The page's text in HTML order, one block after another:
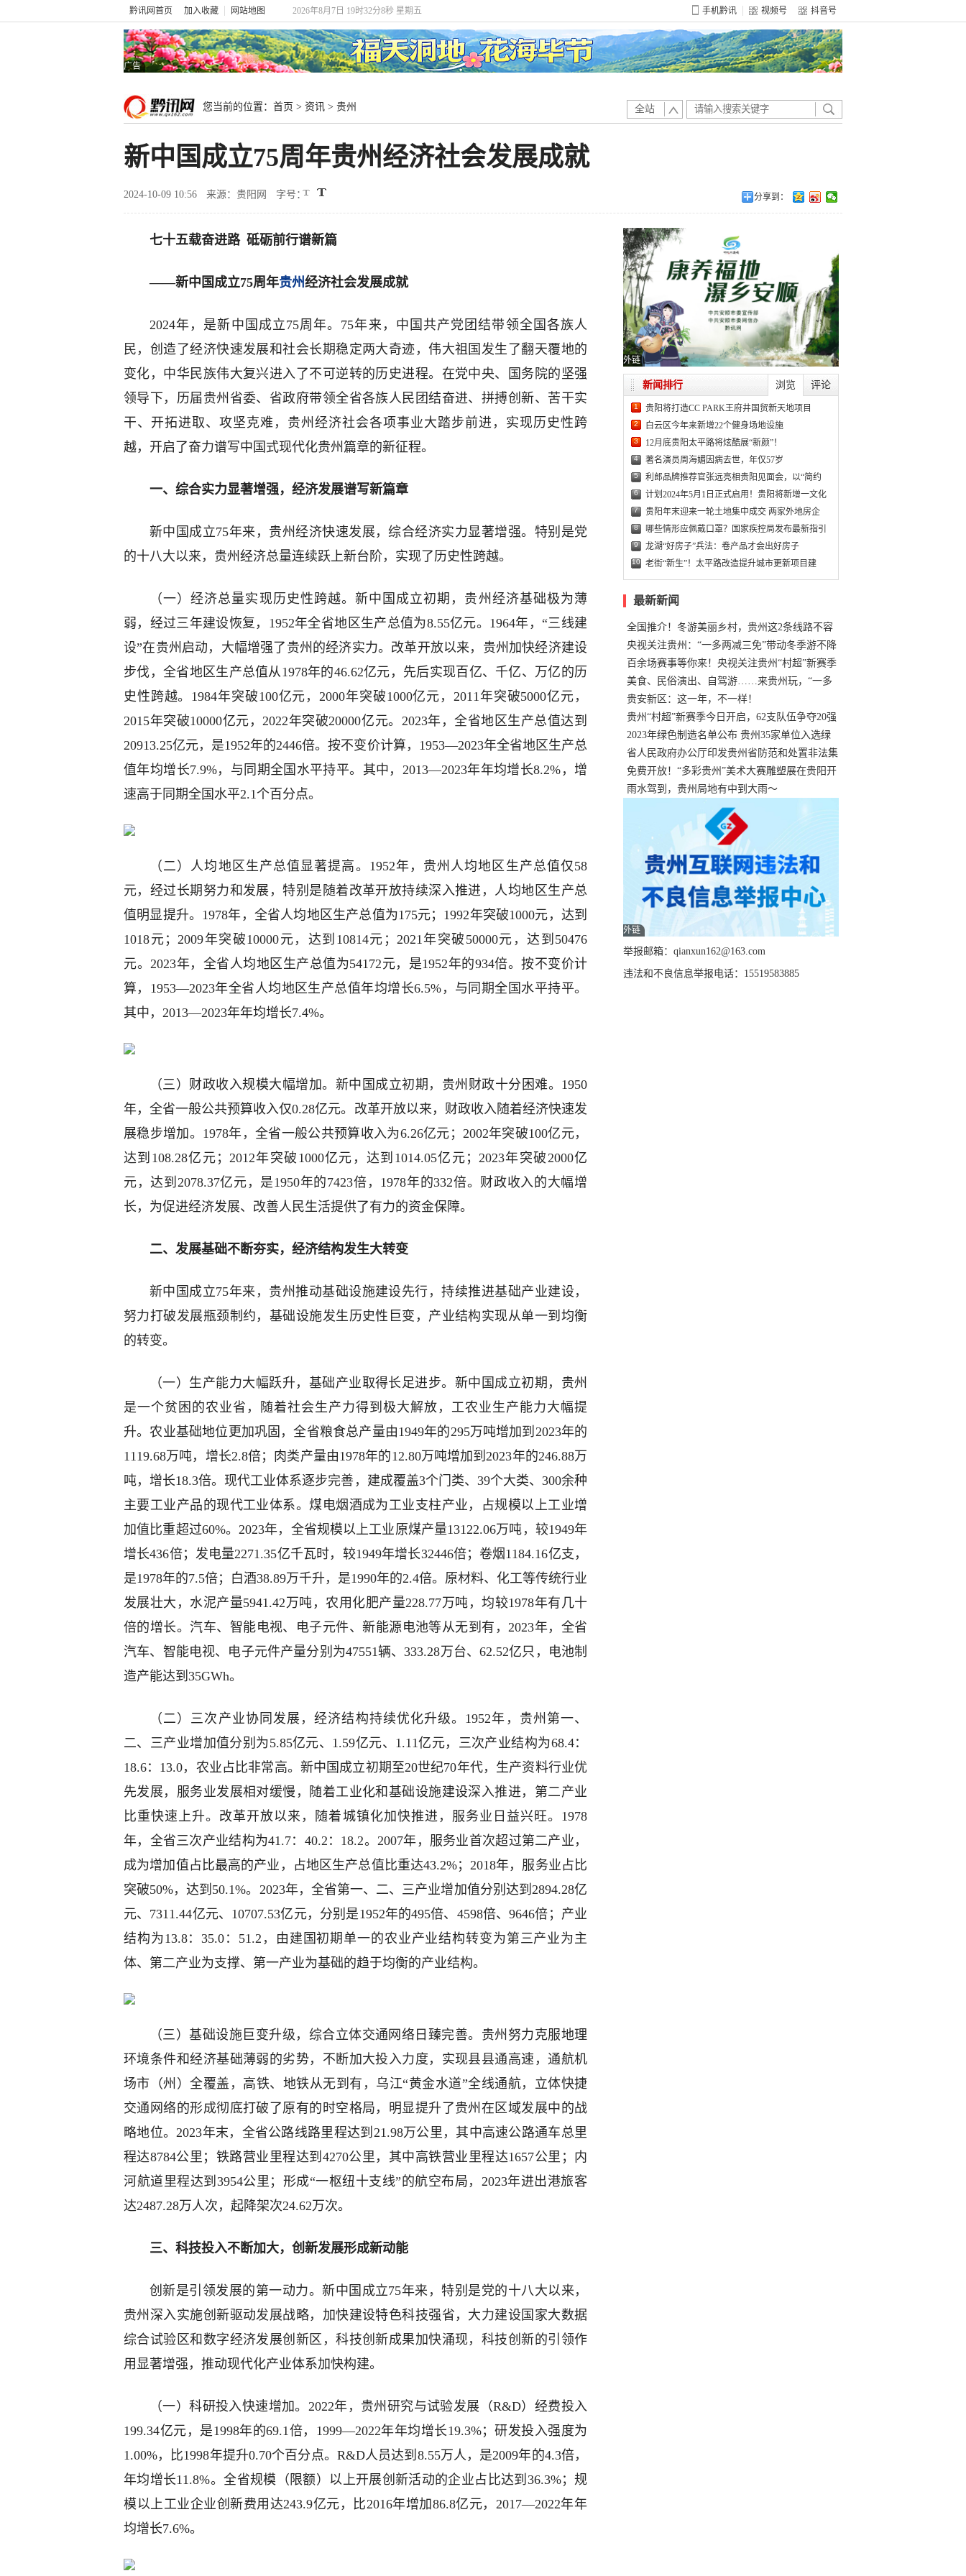
黔讯网首页 加入收藏 网站地图 2026年8月7日 19时32分9秒 星期五 手机黔讯 视频号 抖音号
广告
您当前的位置： 首页 > 资讯 > 贵州 全站
新中国成立75周年贵州经济社会发展成就
2024-10-09 10:56 来源：贵阳网 字号： 分享到：
七十五载奋进路 砥砺前行谱新篇
——新中国成立75周年贵州经济社会发展成就
2024年，是新中国成立75周年。75年来，中国共产党团结带领全国各族人
民，创造了经济快速发展和社会长期稳定两大奇迹，伟大祖国发生了翻天覆地的
变化，中华民族伟大复兴进入了不可逆转的历史进程。在党中央、国务院的坚强
领导下，历届贵州省委、省政府带领全省各族人民团结奋进、拼搏创新、苦干实
干、开拓进取、攻坚克难，贵州经济社会各项事业大踏步前进，实现历史性跨
越，开启了奋力谱写中国式现代化贵州篇章的新征程。
一、综合实力显著增强，经济发展谱写新篇章
新中国成立75年来，贵州经济快速发展，综合经济实力显著增强。特别是党
的十八大以来，贵州经济总量连续跃上新台阶，实现了历史性跨越。
（一）经济总量实现历史性跨越。新中国成立初期，贵州经济基础极为薄
弱，经过三年建设恢复，1952年全省地区生产总值为8.55亿元。1964年，“三线建
设”在贵州启动，大幅增强了贵州的经济实力。改革开放以来，贵州加快经济建设
步伐，全省地区生产总值从1978年的46.62亿元，先后实现百亿、千亿、万亿的历
史性跨越。1984年突破100亿元，2000年突破1000亿元，2011年突破5000亿元，
2015年突破10000亿元，2022年突破20000亿元。2023年，全省地区生产总值达到
20913.25亿元，是1952年的2446倍。按不变价计算，1953—2023年全省地区生产总
值年均增长7.9%，与同期全国水平持平。其中，2013—2023年年均增长8.2%，增
速高于同期全国水平2.1个百分点。
（二）人均地区生产总值显著提高。1952年，贵州人均地区生产总值仅58
元，经过长期努力和发展，特别是随着改革开放持续深入推进，人均地区生产总
值明显提升。1978年，全省人均地区生产总值为175元；1992年突破1000元，达到
1018元；2009年突破10000元，达到10814元；2021年突破50000元，达到50476
元。2023年，全省人均地区生产总值为54172元，是1952年的934倍。按不变价计
算，1953—2023年全省人均地区生产总值年均增长6.5%，与同期全国水平持平。
其中，2013—2023年年均增长7.4%。
（三）财政收入规模大幅增加。新中国成立初期，贵州财政十分困难。1950
年，全省一般公共预算收入仅0.28亿元。改革开放以来，财政收入随着经济快速发
展稳步增加。1978年，全省一般公共预算收入为6.26亿元；2002年突破100亿元，
达到108.28亿元；2012年突破1000亿元，达到1014.05亿元；2023年突破2000亿
元，达到2078.37亿元，是1950年的7423倍，1978年的332倍。财政收入的大幅增
长，为促进经济发展、改善人民生活提供了有力的资金保障。
二、发展基础不断夯实，经济结构发生大转变
新中国成立75年来，贵州推动基础设施建设先行，持续推进基础产业建设，
努力打破发展瓶颈制约，基础设施发生历史性巨变，产业结构实现从单一到均衡
的转变。
（一）生产能力大幅跃升，基础产业取得长足进步。新中国成立初期，贵州
是一个贫困的农业省，随着社会生产力得到极大解放，工农业生产能力大幅提
升。农业基础地位更加巩固，全省粮食总产量由1949年的295万吨增加到2023年的
1119.68万吨，增长2.8倍；肉类产量由1978年的12.80万吨增加到2023年的246.88万
吨，增长18.3倍。现代工业体系逐步完善，建成覆盖3个门类、39个大类、300余种
主要工业产品的现代工业体系。煤电烟酒成为工业支柱产业，占规模以上工业增
加值比重超过60%。2023年，全省规模以上工业原煤产量13122.06万吨，较1949年
增长436倍；发电量2271.35亿千瓦时，较1949年增长32446倍；卷烟1184.16亿支，
是1978年的7.5倍；白酒38.89万千升，是1990年的2.4倍。原材料、化工等传统行业
发展壮大，水泥产量5941.42万吨，农用化肥产量228.77万吨，均较1978年有几十
倍的增长。汽车、智能电视、电子元件、新能源电池等从无到有，2023年，全省
汽车、智能电视、电子元件产量分别为47551辆、333.28万台、62.52亿只，电池制
造产能达到35GWh。
（二）三次产业协同发展，经济结构持续优化升级。1952年，贵州第一、
二、三产业增加值分别为5.85亿元、1.59亿元、1.11亿元，三次产业结构为68.4：
18.6：13.0，农业占比非常高。新中国成立初期至20世纪70年代，生产资料行业优
先发展，服务业发展相对缓慢，随着工业化和基础设施建设深入推进，第二产业
比重快速上升。改革开放以来，随着城镇化加快推进，服务业日益兴旺。1978
年，全省三次产业结构为41.7：40.2：18.2。2007年，服务业首次超过第二产业，
成为增加值占比最高的产业，占地区生产总值比重达43.2%；2018年，服务业占比
突破50%，达到50.1%。2023年，全省第一、二、三产业增加值分别达到2894.28亿
元、7311.44亿元、10707.53亿元，分别是1952年的495倍、4598倍、9646倍；产业
结构为13.8：35.0：51.2，由建国初期单一的农业产业结构转变为第三产业为主
体、第二产业为支撑、第一产业为基础的趋于均衡的产业结构。
（三）基础设施巨变升级，综合立体交通网络日臻完善。贵州努力克服地理
环境条件和经济基础薄弱的劣势，不断加大投入力度，实现县县通高速，通航机
场市（州）全覆盖，高铁、地铁从无到有，乌江“黄金水道”全线通航，立体快捷
交通网络的形成彻底打破了原有的时空格局，明显提升了贵州在区域发展中的战
略地位。2023年末，全省公路线路里程达到21.98万公里，其中高速公路通车总里
程达8784公里；铁路营业里程达到4270公里，其中高铁营业里程达1657公里；内
河航道里程达到3954公里；形成“一枢纽十支线”的航空布局，2023年进出港旅客
达2487.28万人次，起降架次24.62万次。
三、科技投入不断加大，创新发展形成新动能
创新是引领发展的第一动力。新中国成立75年来，特别是党的十八大以来，
贵州深入实施创新驱动发展战略，加快建设特色科技强省，大力建设国家大数据
综合试验区和数字经济发展创新区，科技创新成果加快涌现，科技创新的引领作
用显著增强，推动现代化产业体系加快构建。
（一）科研投入快速增加。2022年，贵州研究与试验发展（R&D）经费投入
199.34亿元，是1998年的69.1倍，1999—2022年年均增长19.3%；研发投入强度为
1.00%，比1998年提升0.70个百分点。R&D人员达到8.55万人，是2009年的4.3倍，
年均增长11.8%。全省规模（限额）以上开展创新活动的企业占比达到36.3%；规
模以上工业企业创新费用达243.9亿元，比2016年增加86.8亿元，2017—2022年年
均增长7.6%。
外链
浏览 评论
新闻排行
1 贵阳将打造CC PARK王府井国贸新天地项目
2 白云区今年来新增22个健身场地设施
3 12月底贵阳太平路将炫酷展“新颜”！
4 著名演员周海媚因病去世，年仅57岁
5 利郎品牌推荐官张远亮相贵阳见面会，以“简约
6 计划2024年5月1日正式启用！贵阳将新增一文化
7 贵阳年末迎来一轮土地集中成交 两家外地房企
8 哪些情形应佩戴口罩？国家疾控局发布最新指引
9 龙湖“好房子”兵法：卷产品才会出好房子
10 老街“新生”！太平路改造提升城市更新项目建
最新新闻
全国推介！冬游美丽乡村，贵州这2条线路不容
错过
央视关注贵州：“一多两减三免”带动冬季游不降
温
百余场赛事等你来！央视关注贵州“村超”新赛季
正式“打响”
美食、民俗演出、自驾游……来贵州玩，“一多
两减三免”！
贵安新区：这一年，不一样！
贵州“村超”新赛季今日开启，62支队伍争夺20强
名额
2023年绿色制造名单公布 贵州35家单位入选绿
色工厂
省人民政府办公厅印发贵州省防范和处置非法集
资工作实施细则
免费开放！“多彩贵州”美术大赛雕塑展在贵阳开
展，持续至1月19日
雨水驾到，贵州局地有中到大雨～
外链
举报邮箱：qianxun162@163.com
违法和不良信息举报电话：15519583885